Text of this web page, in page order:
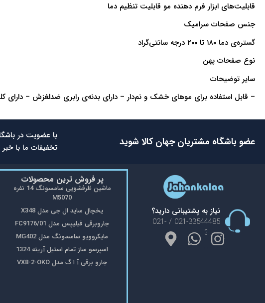
قابلیت‌های ابزار فرم دهنده مو قابلیت تنظیم دما
جنس صفحات سرامیک
گستره‌ی دما ۱۸۰ تا ۲۰۰ درجه سانتی‌گراد
نوع صفحات پهن
سایر توضیحات
– قابل استفاده برای موهای خشک و نم‌دار – دارای بدنه‌ی رابری ضدلغزش – دارای کلید چرخشی برای تنظیم دما از ۸۰ تا ۲۱۰ درجه‌ی
عضو باشگاه مشتریان جهان کالا شوید
با عضویت در
تخفیفات ما با
نیاز به پشتیبانی دارید؟
021-33544485 / 021-
33553908
پر فروش ترین محصولات
ماشین ظرفشویی سامسونگ 14 نفره
M5070
یخچال ساید ال جی مدل X348
جاروبرقی فیلیپس مدل FC9176/01
مایکروویو سامسونگ مدل MG402
اسپرسو ساز تمام استیل آریته 1324
جارو برقی آ ا گ مدل VX8-2-OKO